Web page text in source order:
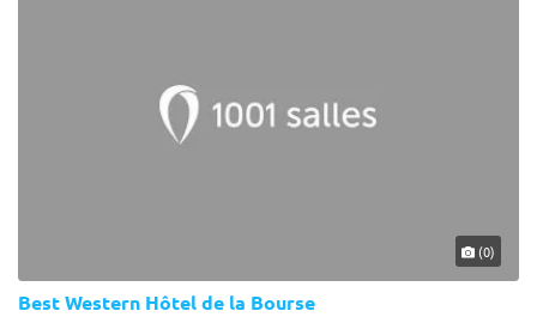
(0)
Best Western Hôtel de la Bourse